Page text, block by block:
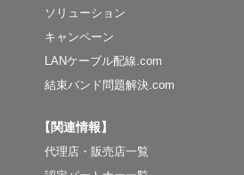
ソリューション
キャンペーン
LANケーブル配線.com
結束バンド問題解決.com
【関連情報】
代理店・販売店一覧